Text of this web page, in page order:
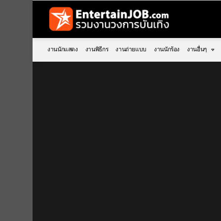
งานนักแสดง งานพิธีกร งานถ่ายแบบ งานนักร้อง งานอื่นๆ